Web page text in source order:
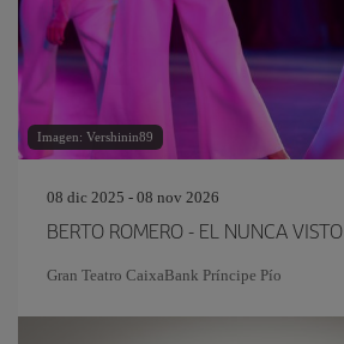
Imagen: Vershinin89
08 dic 2025 - 08 nov 2026
BERTO ROMERO - EL NUNCA VISTO
Gran Teatro CaixaBank Príncipe Pío